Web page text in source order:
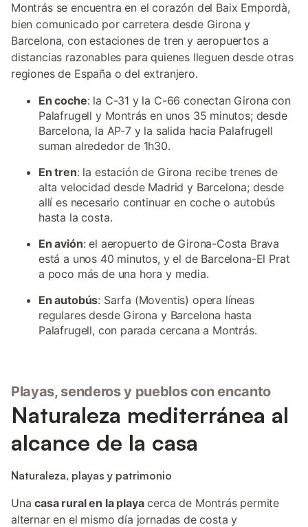
Montrás se encuentra en el corazón del Baix Empordà,
bien comunicado por carretera desde Girona y
Barcelona, con estaciones de tren y aeropuertos a
distancias razonables para quienes lleguen desde otras
regiones de España o del extranjero.
En coche: la C-31 y la C-66 conectan Girona con
Palafrugell y Montrás en unos 35 minutos; desde
Barcelona, la AP-7 y la salida hacia Palafrugell
suman alrededor de 1h30.
En tren: la estación de Girona recibe trenes de
alta velocidad desde Madrid y Barcelona; desde
allí es necesario continuar en coche o autobús
hasta la costa.
En avión: el aeropuerto de Girona-Costa Brava
está a unos 40 minutos, y el de Barcelona-El Prat
a poco más de una hora y media.
En autobús: Sarfa (Moventis) opera líneas
regulares desde Girona y Barcelona hasta
Palafrugell, con parada cercana a Montrás.
Playas, senderos y pueblos con encanto
Naturaleza mediterránea al
alcance de la casa
Naturaleza, playas y patrimonio
Unacasa rural en la playacerca de Montrás permite
alternar en el mismo día jornadas de costa y